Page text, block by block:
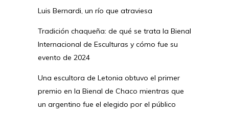
Luis Bernardi, un río que atraviesa
Tradición chaqueña: de qué se trata la Bienal
Internacional de Esculturas y cómo fue su
evento de 2024
Una escultora de Letonia obtuvo el primer
premio en la Bienal de Chaco mientras que
un argentino fue el elegido por el público